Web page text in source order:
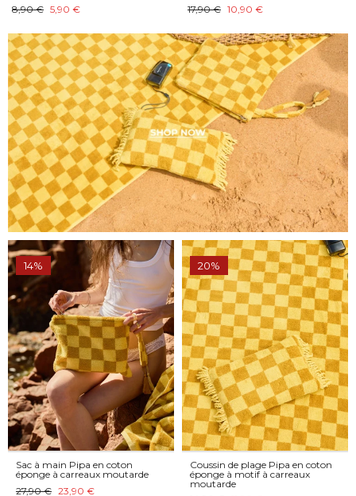
8,90 € 5,90 €
17,90 € 10,90 €
14%
Sac à main Pipa en coton
éponge à carreaux moutarde
27,90 € 23,90 €
20%
Coussin de plage Pipa en coton
éponge à motif à carreaux
moutarde